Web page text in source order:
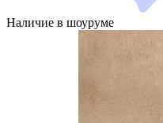
Наличие в шоуруме